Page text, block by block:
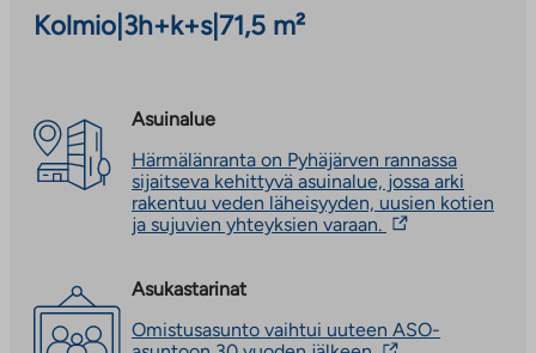
Kolmio 3h+k+s| 71,5 m²
Asuinalue
Härmälänranta on Pyhäjärven rannassa
sijaitseva kehittyvä asuinalue, jossa arki
rakentuu veden läheisyyden, uusien kotien
ja sujuvien yhteyksien varaan. Linkki
aukeaa
Asukastarinat
Omistusasunto vaihtui uuteen ASO-